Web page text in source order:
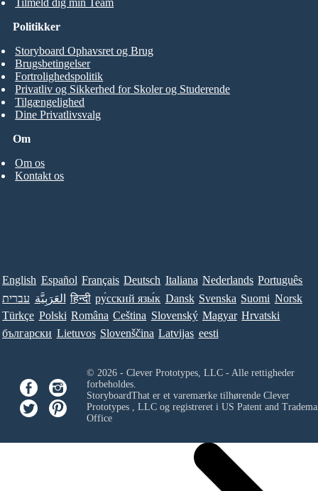
Tilmeld dig min Team
Om
Om os
Kontakt os
Politikker
Storyboard Ophavsret og Brug
Brugsbetingelser
Fortrolighedspolitik
Privatliv og Sikkerhed for Skoler og Studerende
Tilgængelighed
Dine Privatlivsvalg
English Español Français Deutsch Italiana Nederlands Português
עברית العَرَبِيَّة हिन्दी ру́сский язы́к Dansk Svenska Suomi Norsk
Türkçe Polski Româna Ceština Slovenský Magyar Hrvatski
български Lietuvos Slovenščina Latvijas eesti
© 2026 - Clever Prototypes, LLC - Alle rettigheder
forbeholdes.
StoryboardThat er et varemærke tilhørende Clever
Prototypes , LLCog registreret i US Patent and
Office